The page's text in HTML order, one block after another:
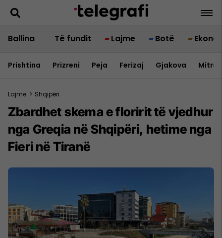
Ballina Të fundit Lajme Botë
Prishtina Prizreni Peja Ferizaj Gjakova
Lajme > Shqipëri
Zbardhet skema e floririt të vjedhur
nga Greqia në Shqipëri, hetime nga
Fieri në Tiranë